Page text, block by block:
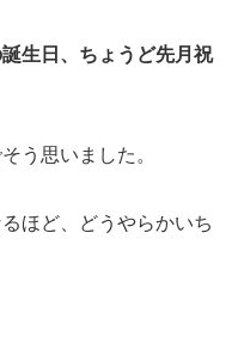
生日、ちょうど先月祝
う思いました。
ほど、どうやらかいち